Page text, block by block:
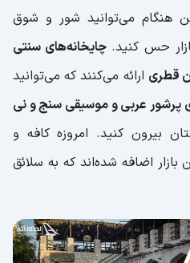
هنگام می‌توانید شور و شوق
حس کنید. چایخانه‌های سنتی
قطری ارائه می‌کنند که می‌توانید
پرشور عربی و موسیقی سنج و نی
بیرون کنید. امروزه کافه و
بازار اضافه شده‌اند که به سلائق